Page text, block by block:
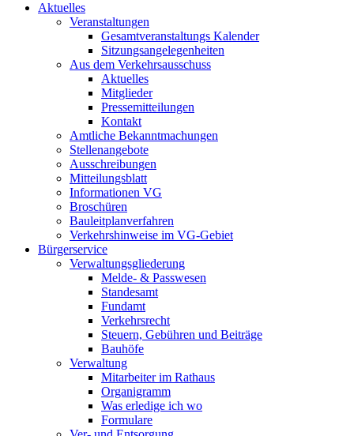
Aktuelles
Veranstaltungen
Gesamtveranstaltungs Kalender
Sitzungsangelegenheiten
Aus dem Verkehrsausschuss
Aktuelles
Mitglieder
Pressemitteilungen
Kontakt
Amtliche Bekanntmachungen
Stellenangebote
Ausschreibungen
Mitteilungsblatt
Informationen VG
Broschüren
Bauleitplanverfahren
Verkehrshinweise im VG-Gebiet
Bürgerservice
Verwaltungsgliederung
Melde- & Passwesen
Standesamt
Fundamt
Verkehrsrecht
Steuern, Gebühren und Beiträge
Bauhöfe
Verwaltung
Mitarbeiter im Rathaus
Organigramm
Was erledige ich wo
Formulare